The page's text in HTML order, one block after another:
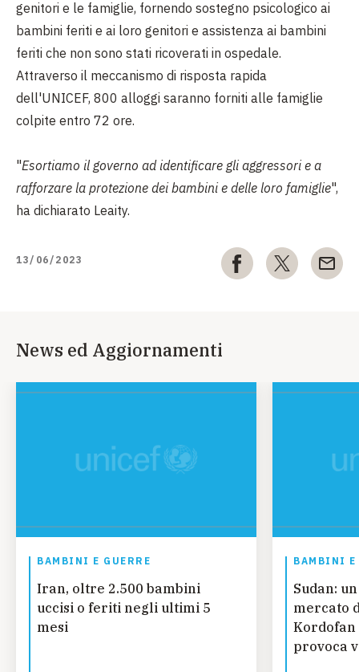
genitori e le famiglie, fornendo sostegno psicologico ai
bambini feriti e ai loro genitori e assistenza ai bambini
feriti che non sono stati ricoverati in ospedale.
Attraverso il meccanismo di risposta rapida
dell'UNICEF, 800 alloggi saranno forniti alle famiglie
colpite entro 72 ore.
"Esortiamo il governo ad identificare gli aggressori e a
rafforzare la protezione dei bambini e delle loro famiglie",
ha dichiarato Leaity.
13/06/2023
News ed Aggiornamenti
BAMBINI E GUERRE
Iran, oltre 2.500 bambini
uccisi o feriti negli ultimi 5
mesi
BAMBINI E
Sudan:
mercato
provoca